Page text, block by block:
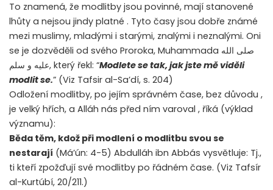
To znamená, že modlitby jsou povinné, mají stanovené
lhůty a nejsou jindy platné . Tyto časy jsou dobře známé
mezi muslimy, mladými i starými, znalými i neznalými. Oni
se je dozvěděli od svého Proroka, Muhammada صلى الله
عليه و سلم, který řekl: “Modlete se tak, jak jste mě viděli
modlit se.” (Viz Tafsir al-Sa’dí, s. 204)
Odložení modlitby, po jejím správném čase, bez důvodu ,
je velký hřích, a Alláh nás před ním varoval , říká (výklad
významu):
Běda těm, kdož při modlení o modlitbu svou se
nestarají (Má’ún: 4-5) Abdulláh ibn Abbás vysvětluje: Tj.,
ti kteří zpožďují své modlitby po řádném čase. (Viz Tafsír
al-Kurtúbí, 20/211.)